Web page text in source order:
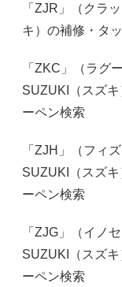
「ZJR」（クラ
キ）の補修・タ
「ZKC」（ラグ
SUZUKI（スズ
ーペン検索
「ZJH」（フィ
SUZUKI（スズ
ーペン検索
「ZJG」（イノ
SUZUKI（スズ
ーペン検索